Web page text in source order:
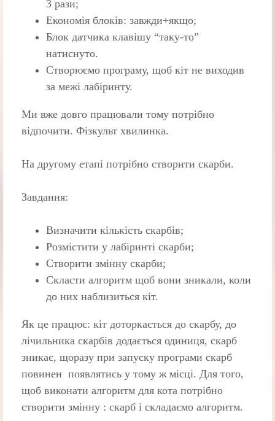
3 рази;
Економія блоків: завжди+якщо;
Блок датчика клавішу “таку-то”
натиснуто.
Створюємо програму, щоб кіт не виходив
за межі лабіринту.
Ми вже довго працювали тому потрібно
відпочити. Фізкульт хвилинка.
На другому етапі потрібно створити скарби.
Завдання:
Визначити кількість скарбів;
Розмістити у лабіринті скарби;
Створити змінну скарби;
Скласти алгоритм щоб вони зникали, коли
до них наблизиться кіт.
Як це працює: кіт доторкається до скарбу, до
лічильника скарбів додається одиниця, скарб
зникає, щоразу при запуску програми скарб
повинен появлятись у тому ж місці. Для того,
щоб виконати алгоритм для кота потрібно
створити змінну : скарб і складаємо алгоритм.